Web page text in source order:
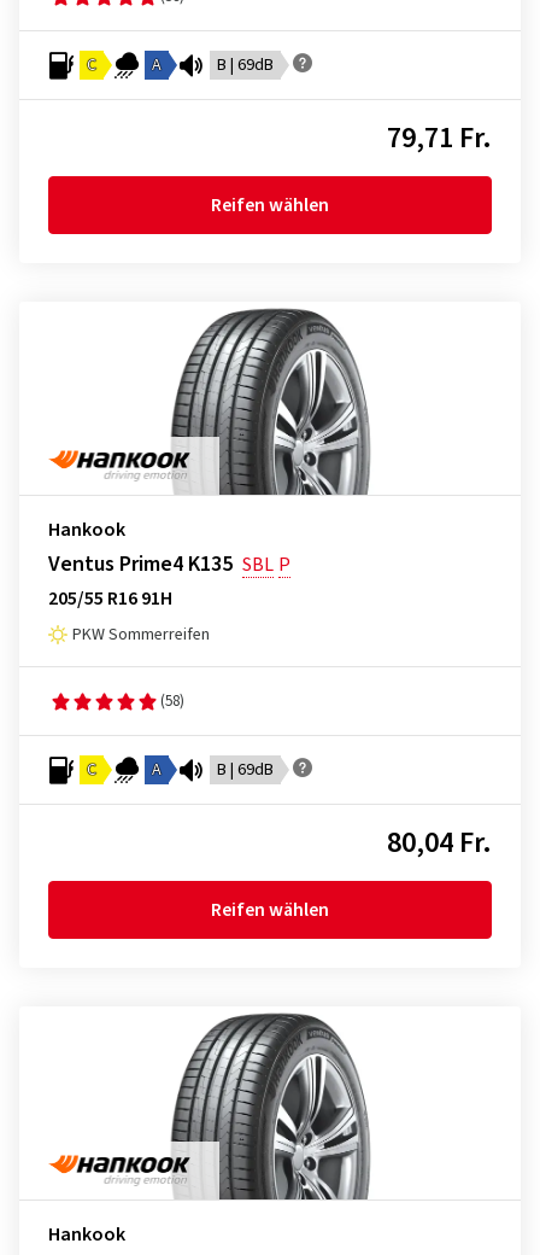
C A B | 69dB
79,71 Fr.
Reifen wählen
Hankook
Ventus Prime4 K135 SBL P
205/55 R16 91H
PKW Sommerreifen
(58)
C A B | 69dB
80,04 Fr.
Reifen wählen
Hankook